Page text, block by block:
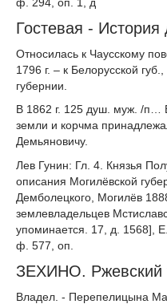
Гостевая -
Относилась к Чаусскому
1796 г. – к Белорусской
губернии.
В 1862 г. 125 душ. муж. /п…
земли и корчма
Демьяновичу.
Лев Гунин: Гл. 4. Князья
описания Могилёвской
Демболецкого, Могилёв
землевладельцев
упоминается. 17, д. 1568],
ф. 577, оп.
ЗЕХИНО. Ржевский
Владел. - Перепелицына